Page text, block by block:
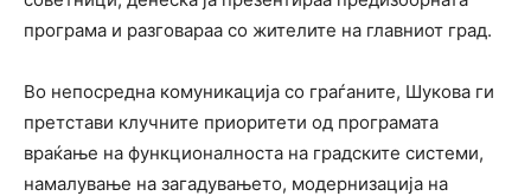
програма и разговараа со жителите на главниот град.
Во непосредна комуникација со граѓаните, Шукова ги
претстави клучните приоритети од програмата
враќање на функционалноста на градските системи,
намалување на загадувањето, модернизација на